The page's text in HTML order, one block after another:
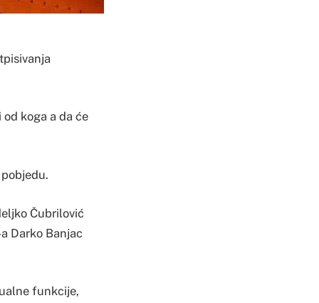
koga a da će
Čubrilović
Darko Banjac
funkcije,